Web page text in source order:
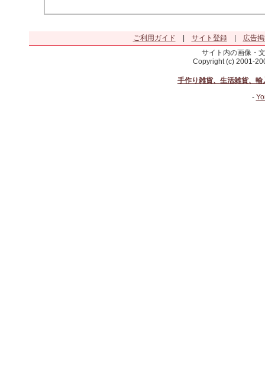
ご利用ガイド サイト登録|
広告
サイト内の画像・
Copyright (c) 2001-
手作り雑貨、生活雑貨、
-